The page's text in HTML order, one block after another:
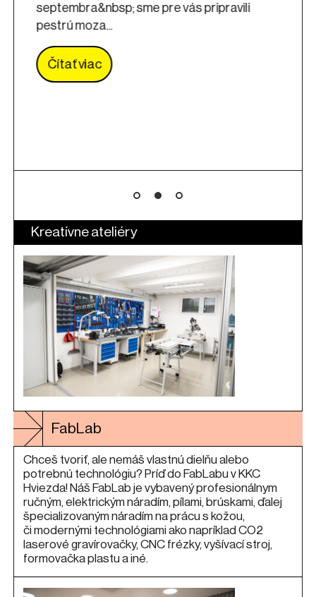
septembra&nbsp; sme pre vás pripravili
pestrú moza...
Čítať viac
Kreatívne ateliéry
FabLab
Chceš tvoriť, ale nemáš vlastnú dielňu alebo
potrebnú technológiu? Príď do FabLabu v KKC
Hviezda! Náš FabLab je vybavený profesionálnym
ručným, elektrickým náradím, pílami, brúskami, ďalej
špecializovaným náradím na prácu s kožou,
či modernými technológiami ako napríklad CO2
laserové gravírovačky, CNC frézky, vyšívací stroj,
formovačka plastu a iné.